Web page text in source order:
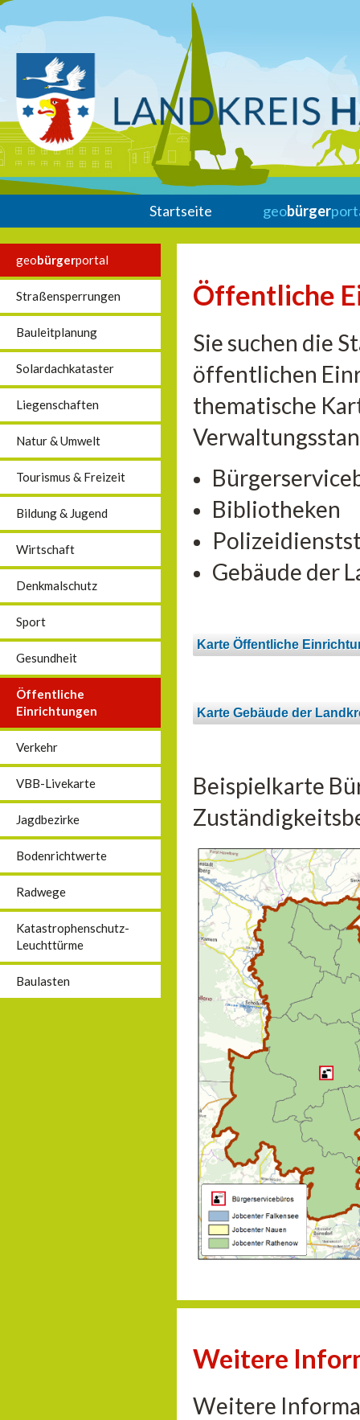
Startseite geobürger
geobürgerportal
Straßensperrungen
Bauleitplanung
Solardachkataster
Liegenschaften
Natur & Umwelt
Tourismus & Freizeit
Bildung & Jugend
Wirtschaft
Denkmalschutz
Sport
Gesundheit
Öffentliche
Einrichtungen
Verkehr
VBB-Livekarte
Jagdbezirke
Bodenrichtwerte
Radwege
Katastrophenschutz-
Leuchttürme
Baulasten
Öffentliche
Sie suchen die
öffentlichen
thematische
Bibliotheken
Gebäude der
Karte Öffentliche
Karte Gebäude der
Beispielkarte
Weitere
Weitere